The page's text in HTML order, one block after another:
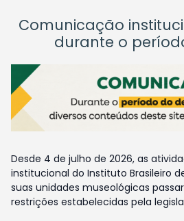
Comunicação
durante o
Desde 4 de julho de 2026, as
institucional do Instituto Brasileiro
suas unidades museológicas
restrições estabelecidas pela